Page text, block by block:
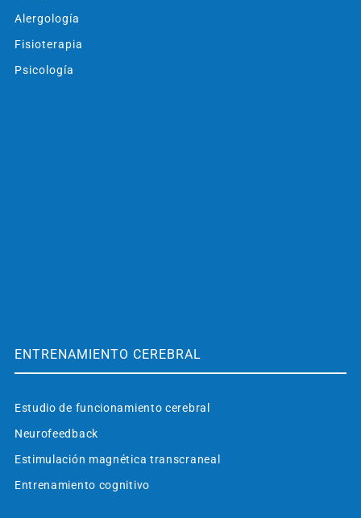
Alergología
Fisioterapia
Psicología
ENTRENAMIENTO CEREBRAL
Estudio de funcionamiento cerebral
Neurofeedback
Estimulación magnética transcraneal
Entrenamiento cognitivo